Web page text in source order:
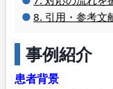
引用・参考文
事例紹介
患者背景